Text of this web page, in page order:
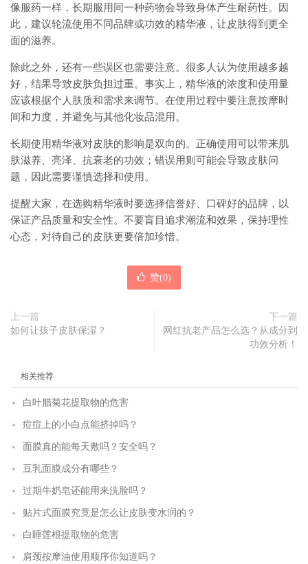
像服药一样，长期服用同一种药物会导致身体产生耐药性。因
此，建议轮流使用不同品牌或功效的精华液，让皮肤得到更全
面的滋养。
除此之外，还有一些误区也需要注意。很多人认为使用越多越
好，结果导致皮肤负担过重。事实上，精华液的浓度和使用量
应该根据个人肤质和需求来调节。在使用过程中要注意按摩时
间和力度，并避免与其他化妆品混用。
长期使用精华液对皮肤的影响是双向的。正确使用可以带来肌
肤滋养、亮泽、抗衰老的功效；错误用则可能会导致皮肤问
题，因此需要谨慎选择和使用。
提醒大家，在选购精华液时要选择信誉好、口碑好的品牌，以
保证产品质量和安全性。不要盲目追求潮流和效果，保持理性
心态，对待自己的皮肤更要倍加珍惜。
赞(0)
上一篇
如何让孩子皮肤保湿？
下一篇
网红抗老产品怎么选？从成分到
功效分析！
相关推荐
白叶腊菊花提取物的危害
痘痘上的小白点能挤掉吗？
面膜真的能每天敷吗？安全吗？
豆乳面膜成分有哪些？
过期牛奶皂还能用来洗脸吗？
贴片式面膜究竟是怎么让皮肤变水润的？
白睡莲根提取物的危害
肩颈按摩油使用顺序你知道吗？